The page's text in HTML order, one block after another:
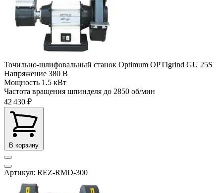
Точильно-шлифовальный станок Optimum OPTIgrind GU 25S
Напряжение 380 В
Мощность 1.5 кВт
Частота вращения шпинделя до 2850 об/мин
42 430 ₽
В корзину
Артикул: REZ-RMD-300